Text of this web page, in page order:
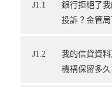
J1.1
銀行拒絕了
投訴？金管
J1.2
我的信貸資
機構保留多久